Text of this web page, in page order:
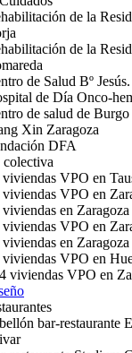
de la
de la
de Salud Bº
de Día Onco-
de salud de Burgo
Xin Zaragoza
DFA
VPO en
VPO en
viviendas en Zaragoza
viviendas VPO en
viviendas en Zaragoza
VPO en
viviendas VPO en
bar-restaurante